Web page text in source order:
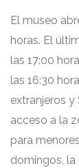
El museo
horas. El
las 17:00
las 16:30
extranjeros y
acceso a la
para
domingos,